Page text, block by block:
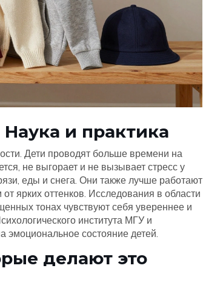
и практика
Дети проводят больше времени на
не выгорает и не вызывает стресс у
еды и снега. Они также лучше работают
ярких оттенков. Исследования в области
тонах чувствуют себя увереннее и
института МГУ и
эмоциональное состояние детей
делают это